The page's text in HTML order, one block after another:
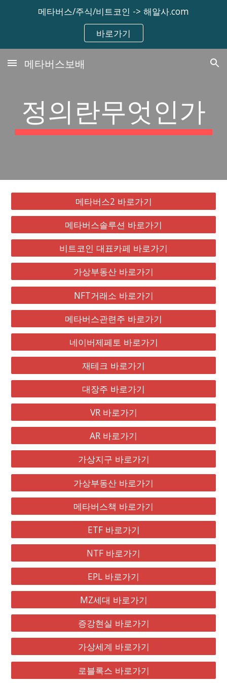
Skip to main content Skip to navigation
메타버스/주식/비트코인 -> 해알사.com
바로가기
메타버스보배
정의란무엇인가
메타버스2 바로가기
메타버스솔루션 바로가기
비트코인 대표카페 바로가기
가상부동산 바로가기
NFT거래소 바로가기
메타버스관련주 바로가기
네이버제페토 바로가기
재테크 바로가기
대장주 바로가기
VR 바로가기
AR 바로가기
가상지구 바로가기
가상부동산 바로가기
메타버스책 바로가기
ETF 바로가기
NTF 바로가기
EPL 바로가기
MZ세대 바로가기
증강현실 바로가기
가상세계 바로가기
로블록스 바로가기